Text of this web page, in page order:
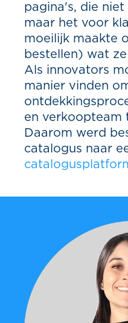
pagina's, die niet
maar het voor
moeilijk maakte
bestellen) wat
Als innovators
manier vinden
en verkoopteam
Daarom werd
catalogus naar